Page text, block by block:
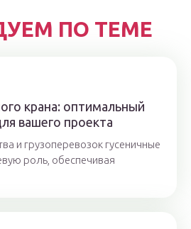
ПО ТЕМЕ
крана: оптимальный
вашего проекта
и грузоперевозок гусеничные
роль, обеспечивая